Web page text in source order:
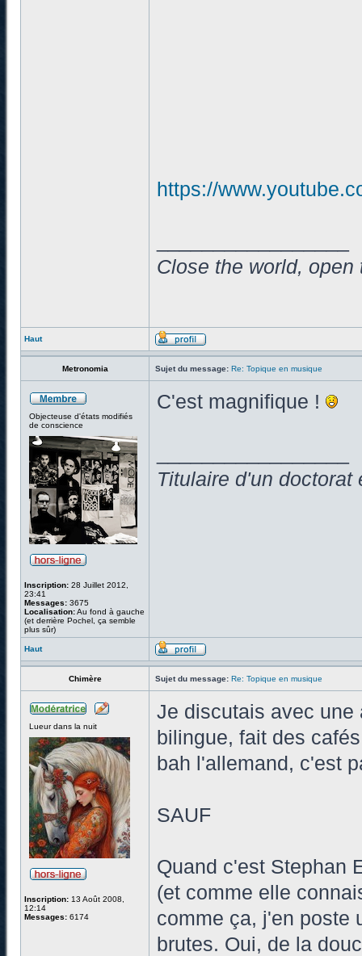
https://
Close the world, open
Haut
Metronomia Sujet du message: Re: Topique en musique
Objecteuse d'états modifiés
de conscience
Inscription: 28 Juillet 2012,
23:41
Messages: 3675
Localisation:Au fond à gauche
(et derrière Pochel, ça semble
plus sûr)
C'est magnifique !
Titulaire d'un doctorat
Haut
Chimère Sujet du message: Re: Topique en musique
Lueur dans la nuit
Inscription: 13 Août 2008,
12:14
Messages: 6174
Je discutais avec une
bilingue, fait des
bah l'allemand, c'est
SAUF
Quand c'est Stephan
(et comme elle
comme ça, j'en poste
brutes. Oui, de la